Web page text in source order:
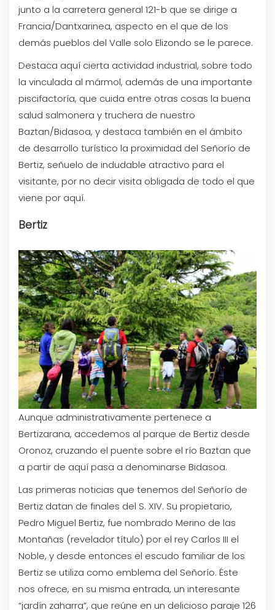
junto a la carretera general 121-b que se dirige a
Francia/Dantxarinea, aspecto en el que de los
demás pueblos del Valle solo Elizondo se le parece.
Destaca aquí cierta actividad industrial, sobre todo
la vinculada al mármol, además de una importante
piscifactoría, que cuida entre otras cosas la buena
salud salmonera y truchera de nuestro
Baztan/Bidasoa, y destaca también en el ámbito
de desarrollo turístico la proximidad del Señorío de
Bertiz, señuelo de indudable atractivo para el
visitante, por no decir visita obligada de todo el que
viene por aquí.
Bertiz
Aunque administrativamente pertenece a
Bertizarana, accedemos al parque de Bertiz desde
Oronoz, cruzando el puente sobre el río Baztan que
a partir de aquí pasa a denominarse Bidasoa.
Las primeras noticias que tenemos del Señorío de
Bertiz datan de finales del S. XIV. Su propietario,
Pedro Miguel Bertiz, fue nombrado Merino de las
Montañas (revelador título) por el rey Carlos III el
Noble, y desde entonces el escudo familiar de los
Bertiz se utiliza como emblema del Señorío. Éste
nos ofrece, en su misma entrada, un interesante
“jardín zaharra”, que reúne en un delicioso paraje 126